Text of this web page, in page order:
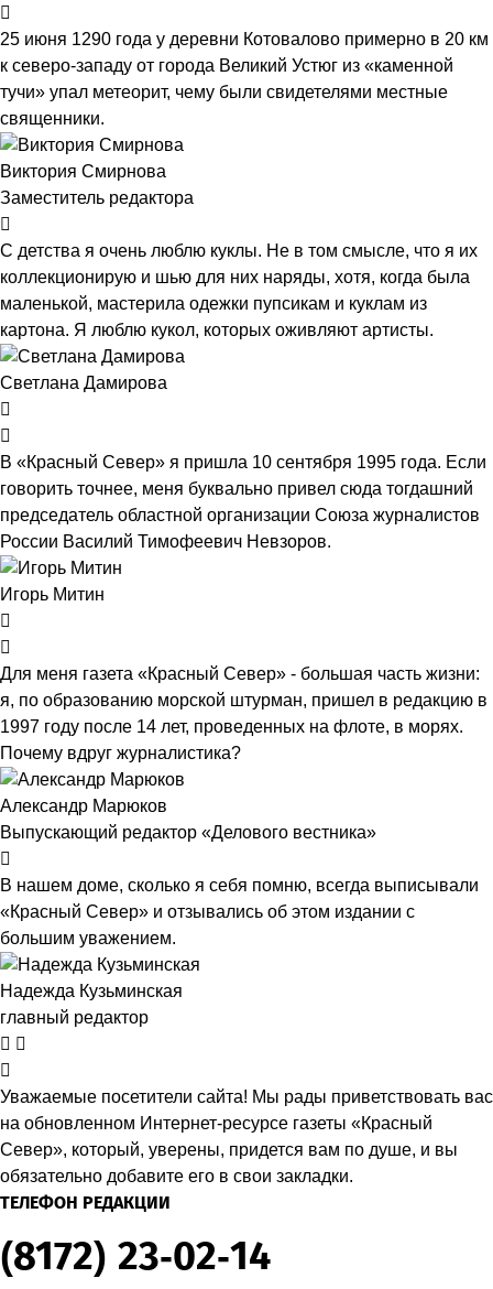
25 июня 1290 года у деревни Котовалово примерно в 20 км
к северо-западу от города Великий Устюг из «каменной
тучи» упал метеорит, чему были свидетелями местные
священники.
Виктория Смирнова
Заместитель редактора
С детства я очень люблю куклы. Не в том смысле, что я их
коллекционирую и шью для них наряды, хотя, когда была
маленькой, мастерила одежки пупсикам и куклам из
картона. Я люблю кукол, которых оживляют артисты.
Светлана Дамирова
В «Красный Север» я пришла 10 сентября 1995 года. Если
говорить точнее, меня буквально привел сюда тогдашний
председатель областной организации Союза журналистов
России Василий Тимофеевич Невзоров.
Игорь Митин
Для меня газета «Красный Север» - большая часть жизни:
я, по образованию морской штурман, пришел в редакцию в
1997 году после 14 лет, проведенных на флоте, в морях.
Почему вдруг журналистика?
Александр Марюков
Выпускающий редактор «Делового вестника»
В нашем доме, сколько я себя помню, всегда выписывали
«Красный Север» и отзывались об этом издании с
большим уважением.
Надежда Кузьминская
главный редактор
Уважаемые посетители сайта! Мы рады приветствовать вас
на обновленном Интернет-ресурсе газеты «Красный
Север», который, уверены, придется вам по душе, и вы
обязательно добавите его в свои закладки.
ТЕЛЕФОН РЕДАКЦИИ
(8172) 23-02-14